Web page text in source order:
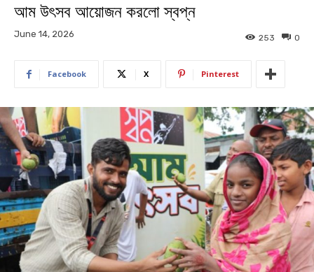
আম উৎসব আয়োজন করলো স্বপ্ন
June 14, 2026 0
253
Facebook X Pinterest